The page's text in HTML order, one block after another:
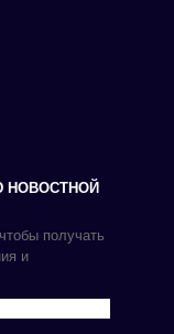
НОВОСТНОЙ
получать
и